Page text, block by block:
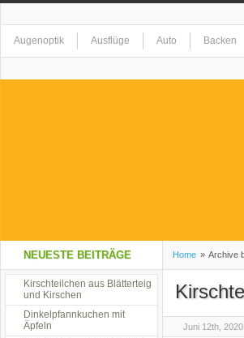
Augenoptik Ausflüge Auto Backen
Restaurant Restaurant alla Mama
Home » Archive
Juni 12th, 2020
NEUESTE BEITRÄGE
Kirschteilchen aus Blätterteig
und Kirschen
Dinkelpfannkuchen mit
Äpfeln